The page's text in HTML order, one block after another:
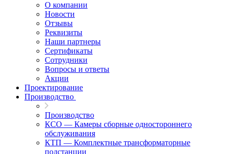
О компании
Новости
Отзывы
Реквизиты
Наши партнеры
Сертификаты
Сотрудники
Вопросы и ответы
Акции
Проектирование
Производство
Производство
КСО — Камеры сборные одностороннего
обслуживания
КТП — Комплектные трансформаторные
подстанции